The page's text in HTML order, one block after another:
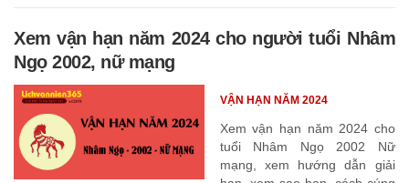
Xem vận hạn năm 2024 cho người tuổi Nhâm
Ngọ 2002, nữ mạng
Xem vận hạn năm 2024 cho
tuổi Nhâm Ngọ 2002 Nữ
mạng, xem hướng dẫn giải
VẬN HẠN NĂM 2024